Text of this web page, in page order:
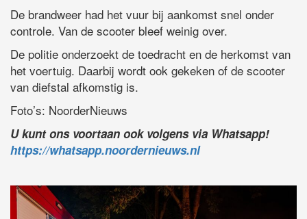
De brandweer had het vuur bij aankomst snel onder
controle. Van de scooter bleef weinig over.
De politie onderzoekt de toedracht en de herkomst van
het voertuig. Daarbij wordt ook gekeken of de scooter
van diefstal afkomstig is.
Foto’s: NoorderNieuws
U kunt ons voortaan ook volgens via Whatsapp!
https://whatsapp.noordernieuws.nl